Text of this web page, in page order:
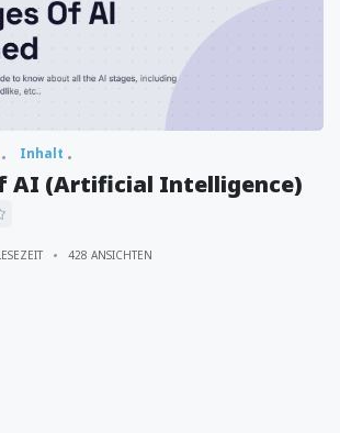
Inhalt
AI (Artificial Intelligence)
428 ANSICHTEN